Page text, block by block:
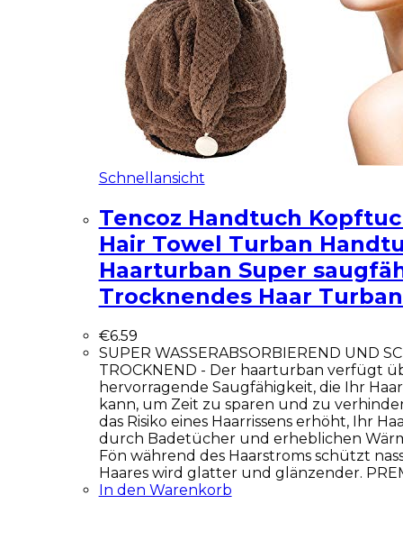
Schnellansicht
Tencoz Handtuch
Hair Towel Turban
Haarturban Super
Trocknendes Haar
€6.59
SUPER WASSERABSORBIEREND UND
TROCKNEND - Der haarturban verfügt
hervorragende Saugfähigkeit, die Ihr
kann, um Zeit zu sparen und zu
das Risiko eines Haarrissens erhöht, Ihr
durch Badetücher und erheblichen
Fön während des Haarstroms schützt
Haares wird glatter und glänzender.
In den Warenkorb